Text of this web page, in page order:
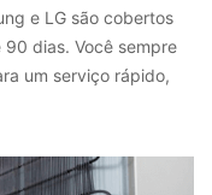
e LG são cobertos
dias. Você sempre
um serviço rápido,